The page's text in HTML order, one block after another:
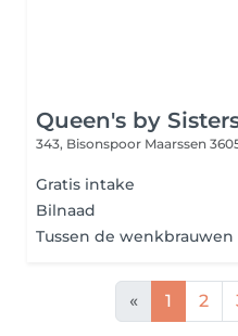
Queen's by
343, Bisonspoor Maarssen
Gratis intake
Bilnaad
Tussen de wenkbrauwen
« 1 2